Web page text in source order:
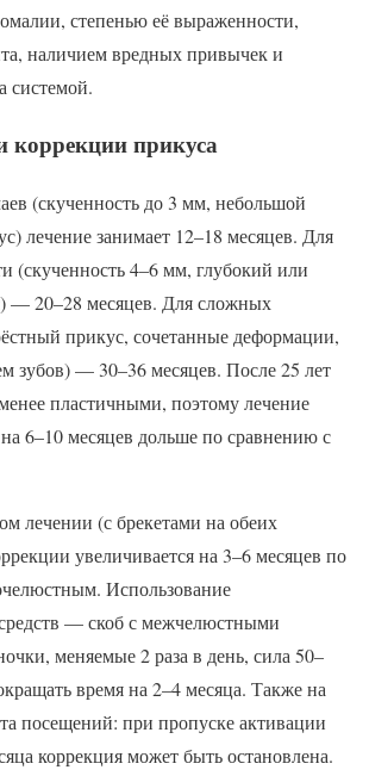
степенью её выраженности,
наличием вредных привычек и
системой.
коррекции прикуса
(скученность до 3 мм, небольшой
лечение занимает 12–18 месяцев. Для
(скученность 4–6 мм, глубокий или
— 20–28 месяцев. Для сложных
прикус, сочетанные деформации,
зубов) — 30–36 месяцев. После 25 лет
пластичными, поэтому лечение
6–10 месяцев дольше по сравнению с
лечении (с брекетами на обеих
увеличивается на 3–6 месяцев по
Использование
— скоб с межчелюстными
меняемые 2 раза в день, сила 50–
время на 2–4 месяца. Также на
посещений: при пропуске активации
коррекция может быть остановлена.